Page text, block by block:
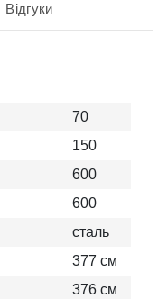
Відгуки
70
150
600
600
сталь
377 см
376 см